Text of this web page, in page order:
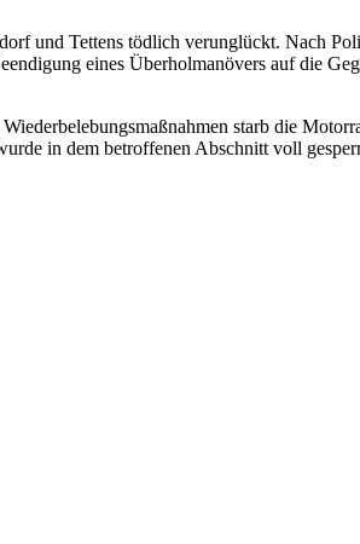
und Tettens tödlich verunglückt. Nach
eines Überholmanövers auf die
starb die
in dem betroffenen Abschnitt voll